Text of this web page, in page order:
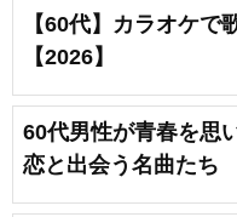
【60代】カラオケで
【2026】
60代男性が青春を思
恋と出会う名曲たち